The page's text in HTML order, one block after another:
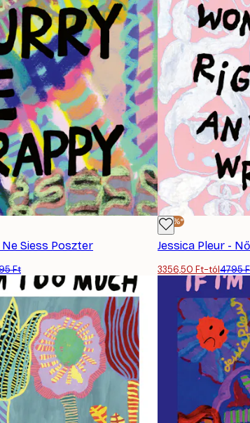
Ne Siess Poszter
Ft
-30%*
Jessica Pleur -
3356,50 Ft-tól4795